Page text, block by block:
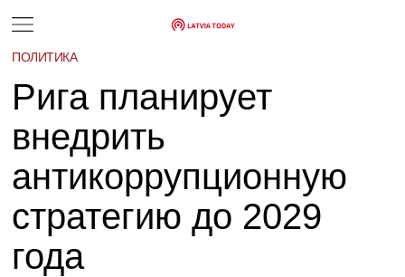
ПОЛИТИКА
Рига планирует
внедрить
антикоррупционную
стратегию до 2029
года